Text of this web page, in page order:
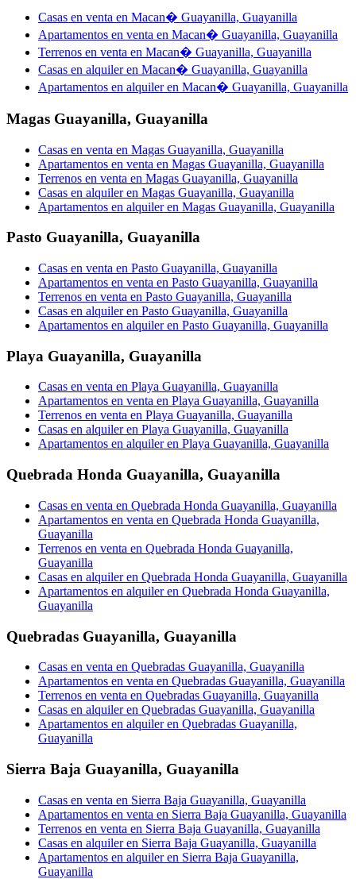
Casas en venta en Macan� Guayanilla, Guayanilla
Apartamentos en venta en Macan� Guayanilla, Guayanilla
Terrenos en venta en Macan� Guayanilla, Guayanilla
Casas en alquiler en Macan� Guayanilla, Guayanilla
Apartamentos en alquiler en Macan� Guayanilla, Guayanilla
Magas Guayanilla, Guayanilla
Casas en venta en Magas Guayanilla, Guayanilla
Apartamentos en venta en Magas Guayanilla, Guayanilla
Terrenos en venta en Magas Guayanilla, Guayanilla
Casas en alquiler en Magas Guayanilla, Guayanilla
Apartamentos en alquiler en Magas Guayanilla, Guayanilla
Pasto Guayanilla, Guayanilla
Casas en venta en Pasto Guayanilla, Guayanilla
Apartamentos en venta en Pasto Guayanilla, Guayanilla
Terrenos en venta en Pasto Guayanilla, Guayanilla
Casas en alquiler en Pasto Guayanilla, Guayanilla
Apartamentos en alquiler en Pasto Guayanilla, Guayanilla
Playa Guayanilla, Guayanilla
Casas en venta en Playa Guayanilla, Guayanilla
Apartamentos en venta en Playa Guayanilla, Guayanilla
Terrenos en venta en Playa Guayanilla, Guayanilla
Casas en alquiler en Playa Guayanilla, Guayanilla
Apartamentos en alquiler en Playa Guayanilla, Guayanilla
Quebrada Honda Guayanilla, Guayanilla
Casas en venta en Quebrada Honda Guayanilla, Guayanilla
Apartamentos en venta en Quebrada Honda Guayanilla,
Guayanilla
Terrenos en venta en Quebrada Honda Guayanilla,
Guayanilla
Casas en alquiler en Quebrada Honda Guayanilla, Guayanilla
Apartamentos en alquiler en Quebrada Honda Guayanilla,
Guayanilla
Quebradas Guayanilla, Guayanilla
Casas en venta en Quebradas Guayanilla, Guayanilla
Apartamentos en venta en Quebradas Guayanilla, Guayanilla
Terrenos en venta en Quebradas Guayanilla, Guayanilla
Casas en alquiler en Quebradas Guayanilla, Guayanilla
Apartamentos en alquiler en Quebradas Guayanilla,
Guayanilla
Sierra Baja Guayanilla, Guayanilla
Casas en venta en Sierra Baja Guayanilla, Guayanilla
Apartamentos en venta en Sierra Baja Guayanilla, Guayanilla
Terrenos en venta en Sierra Baja Guayanilla, Guayanilla
Casas en alquiler en Sierra Baja Guayanilla, Guayanilla
Apartamentos en alquiler en Sierra Baja Guayanilla,
Guayanilla